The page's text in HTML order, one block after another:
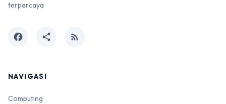
terpercaya
facebook share rss_feed
NAVIGASI
Computing